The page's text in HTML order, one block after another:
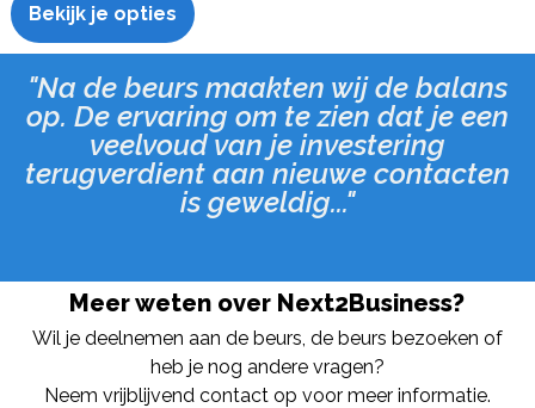
Bekijk je opties
"Na de beurs maakten wij de balans
op. De ervaring om te zien dat je een
veelvoud van je investering
terugverdient aan nieuwe contacten
is geweldig..."
Meer weten over Next2Business?
Wil je deelnemen aan de beurs, de beurs bezoeken of
heb je nog andere vragen?
Neem vrijblijvend contact op voor meer informatie.